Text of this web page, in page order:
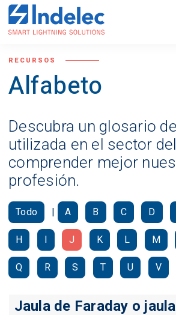
RECURSOS
Alfabeto
Descubra un glosario
utilizada en el sector
comprender mejor
profesión.
Todo A B C D
H J K L M
Q R S T U V
Jaula de Faraday o